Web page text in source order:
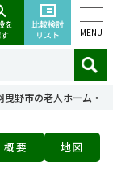
MENU
曳野市の老人ホーム・
概要 地図